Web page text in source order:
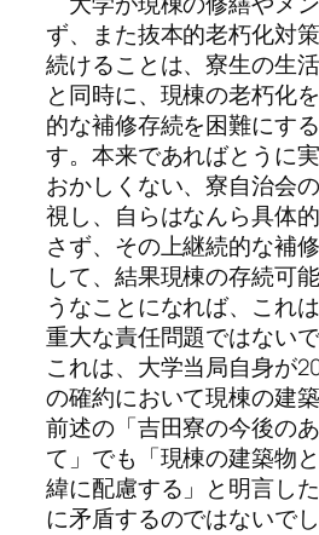
ず、また抜本的老朽化対
続けることは、寮生の生
と同時に、現棟の老朽化
的な補修存続を困難にす
す。本来であればとうに
おかしくない、寮自治会
視し、自らはなんら具体
さず、その上継続的な補
して、結果現棟の存続可
うなことになれば、これ
重大な責任問題ではない
これは、大学当局自身が
の確約において現棟の建築
前述の「吉田寮の今後の
て」でも「現棟の建築物
緯に配慮する」と明言し
に矛盾するのではないでし